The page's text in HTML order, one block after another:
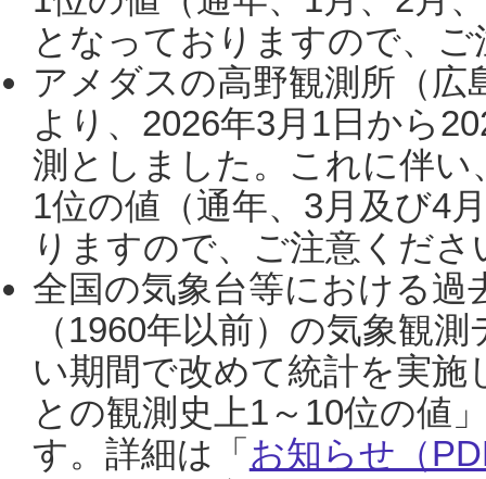
となっておりますので、
アメダスの高野観測所（
より、2026年3月1日から
測としました。これに伴い
1位の値（通年、3月及び4
りますので、ご注意くだ
全国の気象台等における過
（1960年以前）の気象観
い期間で改めて統計を実
との観測史上1～10位の値
す。詳細は「 お知らせ（